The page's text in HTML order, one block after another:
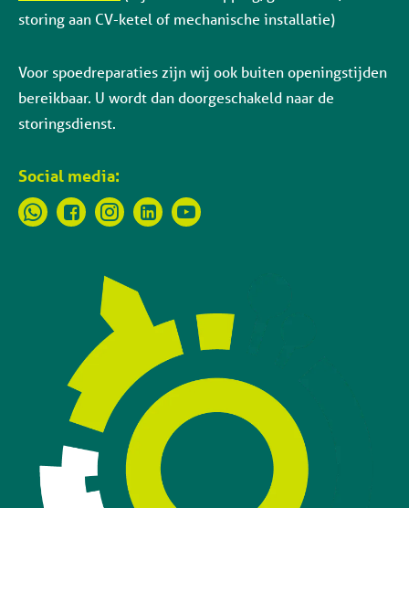
storing aan CV-ketel of mechanische installatie)
Voor spoedreparaties zijn wij ook buiten openingstijden
bereikbaar. U wordt dan doorgeschakeld naar de
storingsdienst.
Social media: